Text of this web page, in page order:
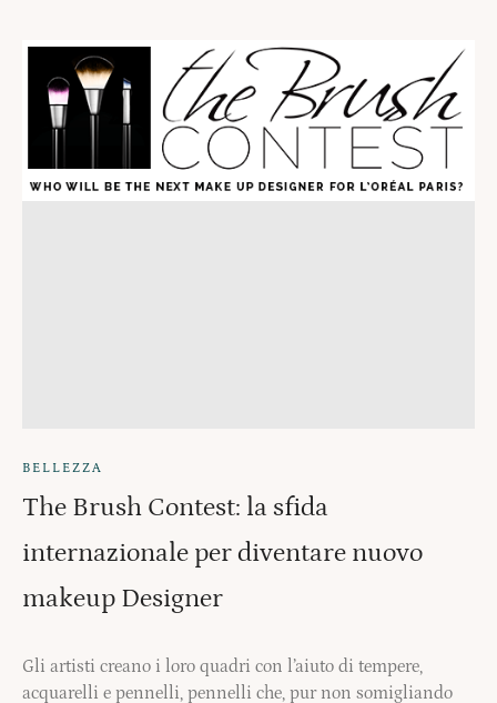
BELLEZZA
The Brush Contest: la sfida
internazionale per diventare nuovo
makeup Designer
Gli artisti creano i loro quadri con l’aiuto di tempere,
acquarelli e pennelli, pennelli che, pur non somigliando